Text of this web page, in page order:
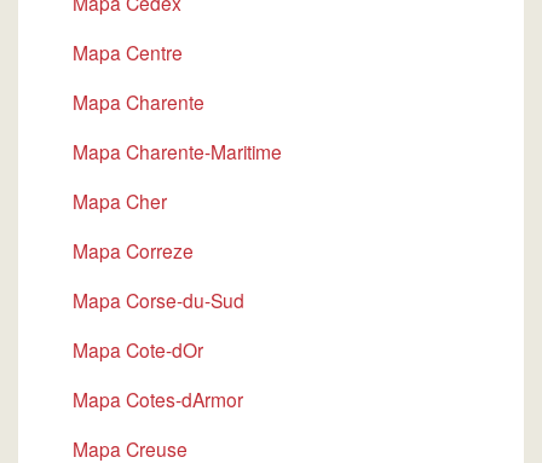
Mapa Centre
Mapa Charente
Mapa Charente-Maritime
Mapa Cher
Mapa Correze
Mapa Corse-du-Sud
Mapa Cote-dOr
Mapa Cotes-dArmor
Mapa Creuse